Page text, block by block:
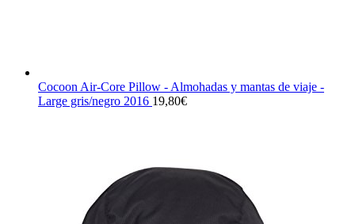
Cocoon Air-Core Pillow - Almohadas y mantas de viaje -
Large gris/negro 2016 19,80€